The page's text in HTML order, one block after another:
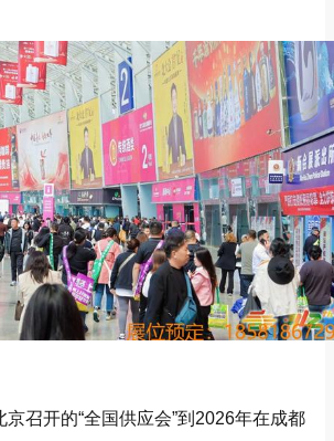
京召开的“全国供应会”到2026年在成都